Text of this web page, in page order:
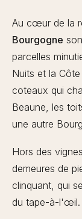
Au cœur de la
Bourgogne
parcelles
Nuits et la
coteaux qui
Beaune, les
une autre
Hors des
demeures de
clinquant, qui
du tape-à-l'œil.